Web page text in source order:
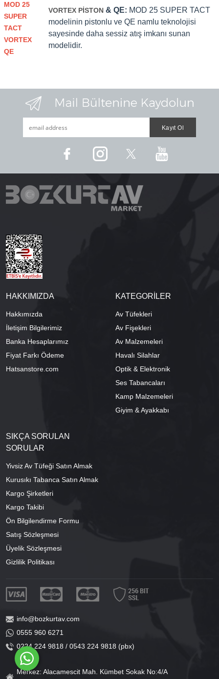
MOD 25
SUPER
TACT
VORTEX
QE
VORTEX PİSTON & QE: MOD 25 SUPER TACT
modelinin pistonlu ve QE namlu teknolojisi
sayesinde daha sessiz atış imkanı sunan
modelidir.
HAKKIMIZDA
Hakkımızda
İletişim Bilgilerimiz
Banka Hesaplarımız
Fiyat Farkı Ödeme
Hatsanstore.com
KATEGORİLER
Av Tüfekleri
Av Fişekleri
Av Malzemeleri
Havalı Silahlar
Optik & Elektronik
Ses Tabancaları
Kamp Malzemeleri
Giyim & Ayakkabı
SIKÇA SORULAN
SORULAR
Yivsiz Av Tüfeği Satın Almak
Kurusıkı Tabanca Satın Almak
Kargo Şirketleri
Kargo Takibi
Ön Bilgilendirme Formu
Satış Sözleşmesi
Üyelik Sözleşmesi
Gizlilik Politikası
info@bozkurtav.com
0555 960 6271
0224 224 9818 / 0543 224 9818 (pbx)
Merkez: Alacamescit Mah. Kümbet Sokak No:4/A